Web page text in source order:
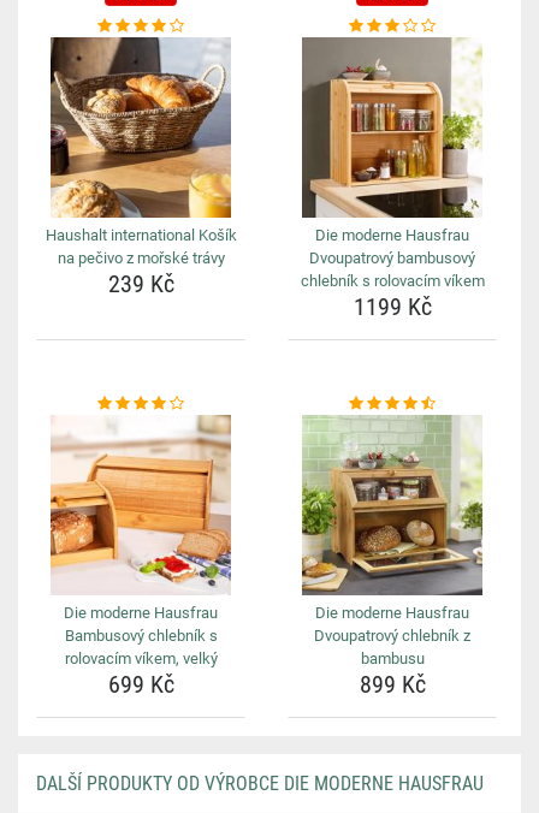
Haushalt international Košík
na pečivo z mořské trávy
239 Kč
Die moderne Hausfrau
Dvoupatrový bambusový
chlebník s rolovacím víkem
1199 Kč
Die moderne Hausfrau
Bambusový chlebník s
rolovacím víkem, velký
699 Kč
Die moderne Hausfrau
Dvoupatrový chlebník z
bambusu
899 Kč
DALŠÍ PRODUKTY OD VÝROBCE DIE MODERNE HAUSFRAU